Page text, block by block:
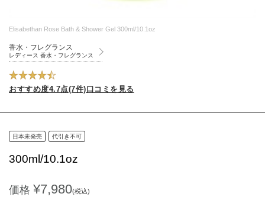
Elisabethan Rose Bath & Shower Gel 300ml/10.1oz
香水・フレグランス
レディース 香水・フレグランス
おすすめ度4.7点(7件)口コミを見る
日本未発売 代引き不可
300ml/10.1oz
価格 ¥7,980(税込)